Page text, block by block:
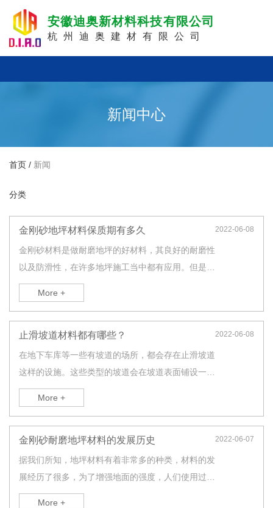
安徽迪奥新材料科技有限公司
杭州迪奥建材有限公司
新闻中心
首页 / 新闻
分类
2022-06-08
金刚砂地坪材料保质期有多久
金刚砂材料是做耐磨地坪的好材料，其良好的耐磨性
以及防滑性，在许多地坪施工当中都有应用。但是不
论是什么类型的地坪材料，都会存在所谓的保质期问
题。同样对于金刚砂材料也会存在这样的问题。
More +
2022-06-08
止滑坡道材料都有哪些？
在地下车库等一些有坡道的场所，都会存在止滑坡道
这样的设施。这些类型的坡道会在坡道表面铺设一层
防止滑坡道材料，用以防滑。由于不同的应用场景，
所用到的防止滑坡道材料也会存在一些差别。但是总
More +
2022-06-07
金刚砂耐磨地坪材料的发展历史
据我们所知，地坪材料有着非常多的种类，材料的发
展经历了很多，为了增强地面的强度，人们使用过不
同的骨料。
More +